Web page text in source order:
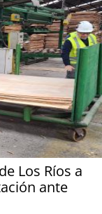
Los Ríos a
ante